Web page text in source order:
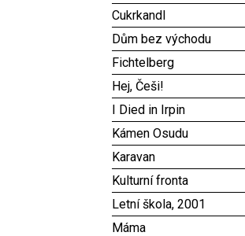
Cukrkandl
Dům bez východu
Fichtelberg
Hej, Češi!
I Died in Irpin
Kámen Osudu
Karavan
Kulturní fronta
Letní škola, 2001
Máma